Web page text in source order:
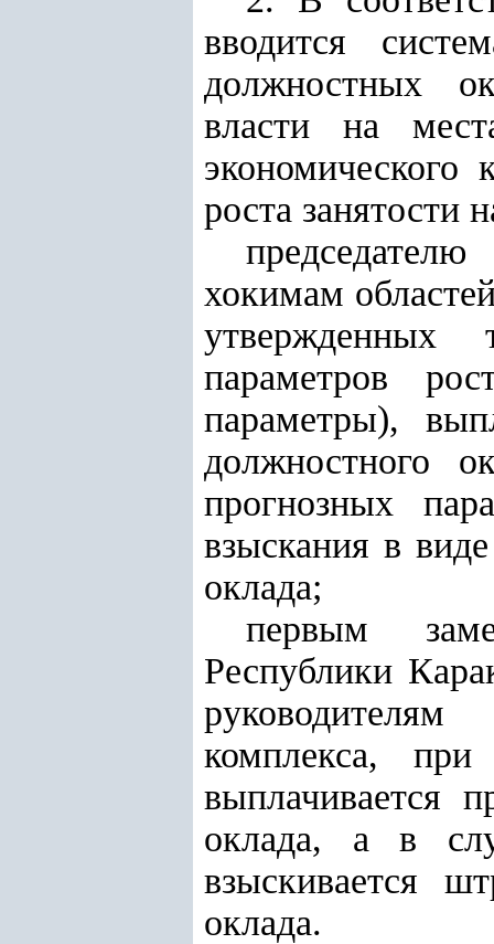
вводится
должностных
власти на
экономического
роста занятости
хокимам
утвержденных
параметров
параметры),
должностного
прогнозных
взыскания в
оклада;
первым
Республики
комплекса, при
выплачивается
оклада, а в
взыскивается
оклада.